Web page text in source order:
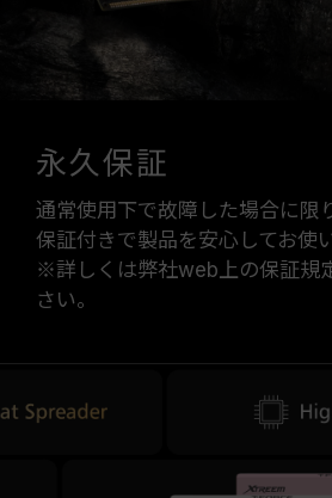
永久保証
通常使用下で故障した場合に限
保証付きで製品を安心してお使
※詳しくは弊社web上の保証規
さい。